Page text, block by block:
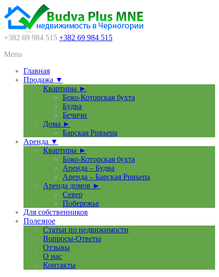
+382 69 984 515 +382 69 984 515
Menu
Главная
Продажа ▼
Квартиры ►
Боко-Которская бухта
Будва
Бечичи
Дома ►
Барская Ривьера
Аренда ▼
Квартиры ►
Боко-Которская бухта
Аренда – Будва
Аренда – Барская Ривьера
Аренда домов ►
Север
Побережье
Для собственников
Полезное
Статьи по недвижимости
Вопросы-Ответы
Отзывы
О нас
Контакты